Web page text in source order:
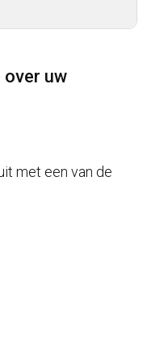
over uw
met een van de